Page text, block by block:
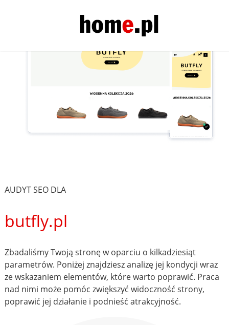
AUDYT SEO DLA
butfly.pl
Zbadaliśmy Twoją stronę w oparciu o kilkadziesiąt
parametrów. Poniżej znajdziesz analizę jej kondycji wraz
ze wskazaniem elementów, które warto poprawić. Praca
nad nimi może pomóc zwiększyć widoczność strony,
poprawić jej działanie i podnieść atrakcyjność.